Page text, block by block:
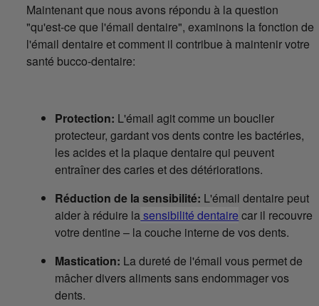
Maintenant que nous avons répondu à la question
"qu'est-ce que l'émail dentaire", examinons la fonction de
l'émail dentaire et comment il contribue à maintenir votre
santé bucco-dentaire:
Protection: L'émail agit comme un bouclier
protecteur, gardant vos dents contre les bactéries,
les acides et la plaque dentaire qui peuvent
entraîner des caries et des détériorations.
Réduction de la sensibilité: L'émail dentaire peut
aider à réduire lasensibilité dentaire car il recouvre
votre dentine – la couche interne de vos dents.
Mastication: La dureté de l'émail vous permet de
mâcher divers aliments sans endommager vos
dents.